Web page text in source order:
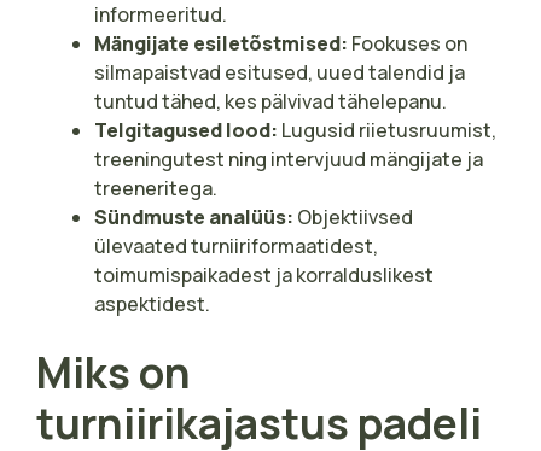
informeeritud.
Mängijate esiletõstmised: Fookuses on
silmapaistvad esitused, uued talendid ja
tuntud tähed, kes pälvivad tähelepanu.
Telgitagused lood: Lugusid riietusruumist,
treeningutest ning intervjuud mängijate ja
treeneritega.
Sündmuste analüüs: Objektiivsed
ülevaated turniiriformaatidest,
toimumispaikadest ja korralduslikest
aspektidest.
Miks on
turniirikajastus padeli